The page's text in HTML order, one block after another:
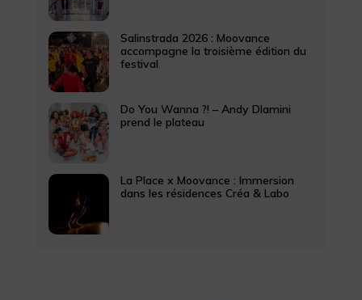
Salinstrada 2026 : Moovance
accompagne la troisième édition du
festival
Do You Wanna ?! – Andy Dlamini
prend le plateau
La Place x Moovance : Immersion
dans les résidences Créa & Labo